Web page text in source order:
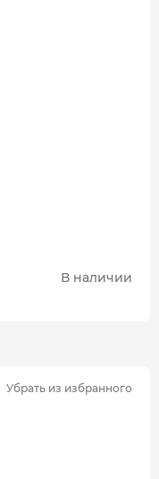
В наличии
Убрать из избранного